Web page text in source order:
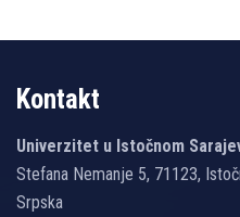
Kontakt
Univerzitet u Istočnom
Stefana Nemanje 5, 71123,
Srpska